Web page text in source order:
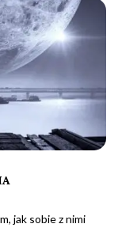
jak sobie z nimi